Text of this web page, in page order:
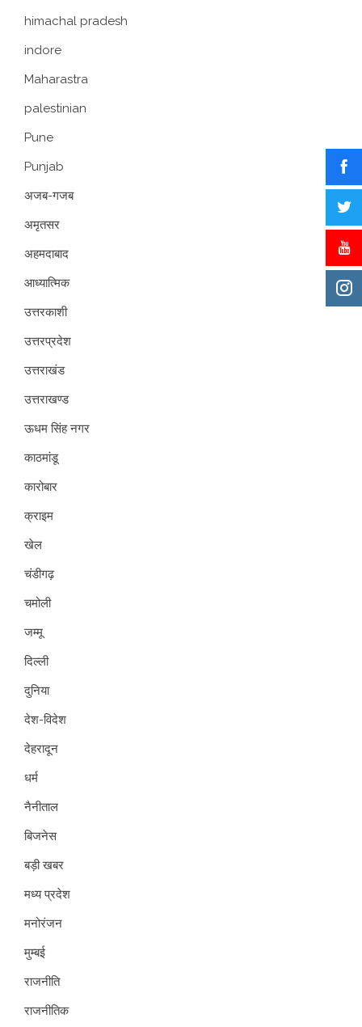
himachal pradesh
indore
Maharastra
palestinian
Pune
Punjab
अजब-गजब
अमृतसर
अहमदाबाद
आध्यात्मिक
उत्तरकाशी
उत्तरप्रदेश
उत्तराखंड
उत्तराखण्ड
ऊधम सिंह नगर
काठमांडू
कारोबार
क्राइम
खेल
चंडीगढ़
चमोली
जम्मू
दिल्ली
दुनिया
देश-विदेश
देहरादून
धर्म
नैनीताल
बिजनेस
बड़ी खबर
मध्य प्रदेश
मनोरंजन
मुम्बई
राजनीति
राजनीतिक